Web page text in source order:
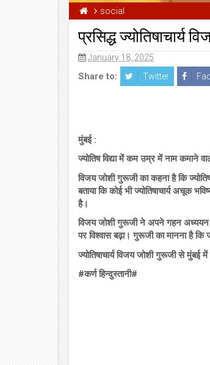
social
प्रसिद्ध
January 18, 2025
Share to: Twitter
मुंबई :
ज्योतिष विद्या में कम उम्र में नाम कमाने
विजय जोशी गुरूजी का कहना है कि
बताया कि कोई भी ज्योतिषाचार्य अचूक
है।
विजय जोशी गुरूजी ने अपने गहन अध्ययन
पर विश्वास बढ़ा। गुरूजी का मानना है कि
ज्योतिषाचार्य विजय जोशी गुरूजी से
#कर्ण हिन्दुस्तानी#